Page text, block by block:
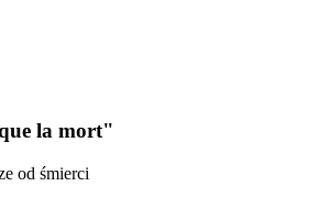
la mort"
od śmierci